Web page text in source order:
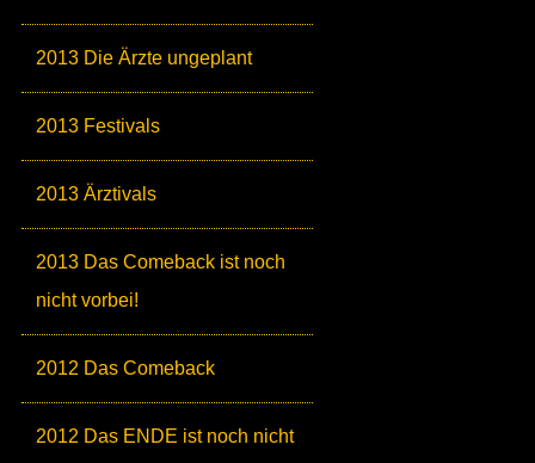
2013 Die Ärzte ungeplant
2013 Festivals
2013 Ärztivals
2013 Das Comeback ist noch
nicht vorbei!
2012 Das Comeback
2012 Das ENDE ist noch nicht